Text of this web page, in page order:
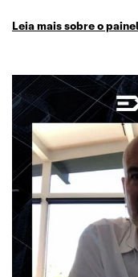
Leia mais sobre o painel